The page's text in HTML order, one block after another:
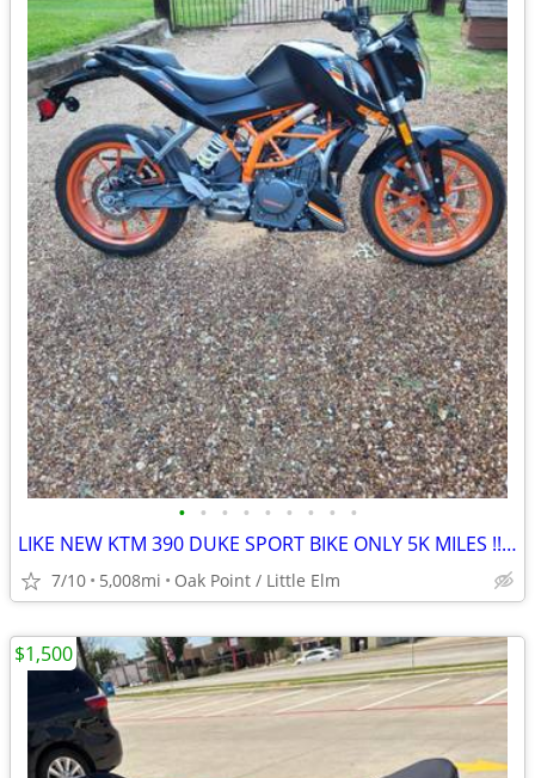
• • • • • • • • •
LIKE NEW KTM 390 DUKE SPORT BIKE ONLY 5K MILES !!obo!!
7/10 5,008mi Oak Point / Little Elm
$1,500